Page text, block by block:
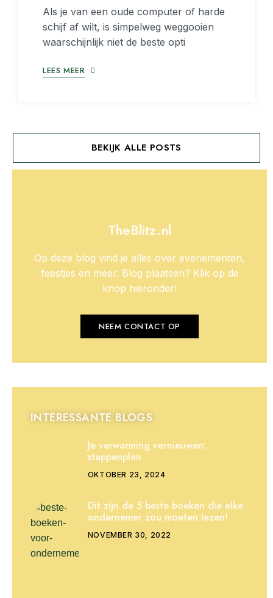
Als je van een oude computer of harde
schijf af wilt, is simpelweg weggooien
waarschijnlijk niet de beste opti
LEES MEER
BEKIJK ALLE POSTS
TheBlitz.nl
Op deze blog vind je alles over evenementen,
feestjes en meer. Blog plaatsen? Klik op de
knop hieronder!
NEEM CONTACT OP
INTERESSANTE BLOGS
Je verwarming vernieuwen:
stappenplan
OKTOBER 23, 2024
Dit zijn de 5 beste boeken die elke
ondernemer zou moeten lezen!
NOVEMBER 30, 2022